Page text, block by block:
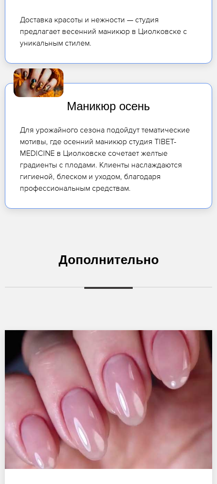
Доставка красоты и нежности — студия
предлагает весенний маникюр в Циолковске с
уникальным стилем.
Маникюр осень
Для урожайного сезона подойдут тематические
мотивы, где осенний маникюр студия TIBET-
MEDICINE в Циолковске сочетает желтые
градиенты с плодами. Клиенты наслаждаются
гигиеной, блеском и уходом, благодаря
профессиональным средствам.
Дополнительно